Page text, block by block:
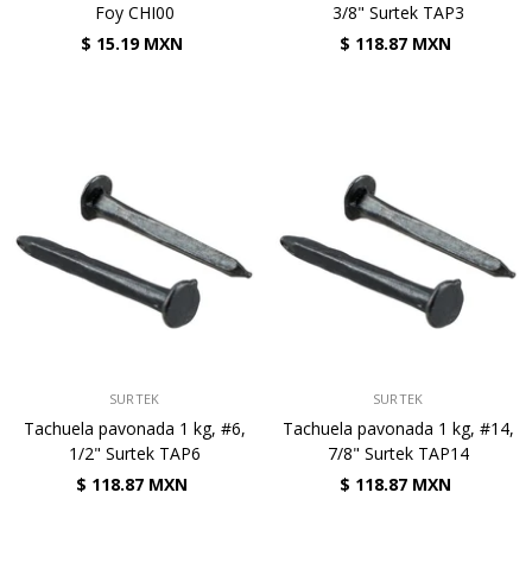
Foy CHI00
$ 15.19 MXN
3/8" Surtek TAP3
$ 118.87 MXN
SURTEK
Tachuela pavonada 1 kg, #6,
1/2" Surtek TAP6
$ 118.87 MXN
SURTEK
Tachuela pavonada 1 kg, #14,
7/8" Surtek TAP14
$ 118.87 MXN